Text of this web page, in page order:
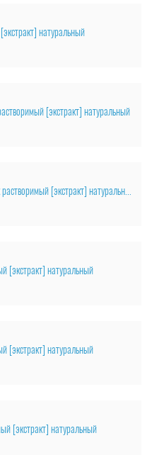
натуральный
[экстракт] натуральный
Черная смородина - порошок растворимый [экстракт] натуральный
[экстракт] натуральный
[экстракт] натуральный
[экстракт] натуральный